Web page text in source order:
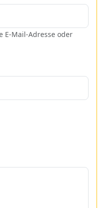
E-Mail-Adresse oder